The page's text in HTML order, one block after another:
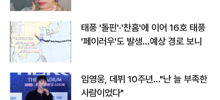
태풍 '돌핀'·'찬홈'에 이어 16호 태풍
'페이러우'도 발생…예상 경로 보니
임영웅, 데뷔 10주년…"난 늘 부족한
사람이었다"